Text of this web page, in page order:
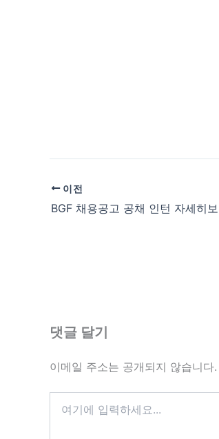
이전
댓글 달기
이메일 주소는 공개되지 않습니다.